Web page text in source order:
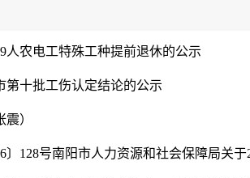
人农电工特殊工种提前退休的公示
第十批工伤认定结论的公示
）
〕128号南阳市人力资源和社会保障局关